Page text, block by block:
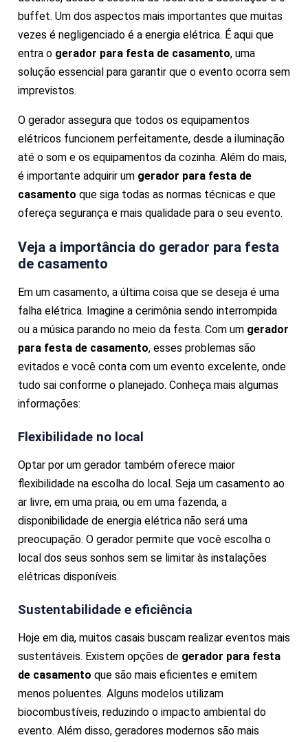
buffet. Um dos aspectos mais importantes que muitas
vezes é negligenciado é a energia elétrica. É aqui que
entra o gerador para festa de casamento, uma
solução essencial para garantir que o evento ocorra sem
imprevistos.
O gerador assegura que todos os equipamentos
elétricos funcionem perfeitamente, desde a iluminação
até o som e os equipamentos da cozinha. Além do mais,
é importante adquirir um gerador para festa de
casamento que siga todas as normas técnicas e que
ofereça segurança e mais qualidade para o seu evento.
Veja a importância do gerador para festa
de casamento
Em um casamento, a última coisa que se deseja é uma
falha elétrica. Imagine a cerimônia sendo interrompida
ou a música parando no meio da festa. Com um gerador
para festa de casamento, esses problemas são
evitados e você conta com um evento excelente, onde
tudo sai conforme o planejado. Conheça mais algumas
informações:
Flexibilidade no local
Optar por um gerador também oferece maior
flexibilidade na escolha do local. Seja um casamento ao
ar livre, em uma praia, ou em uma fazenda, a
disponibilidade de energia elétrica não será uma
preocupação. O gerador permite que você escolha o
local dos seus sonhos sem se limitar às instalações
elétricas disponíveis.
Sustentabilidade e eficiência
Hoje em dia, muitos casais buscam realizar eventos mais
sustentáveis. Existem opções de gerador para festa
de casamento que são mais eficientes e emitem
menos poluentes. Alguns modelos utilizam
biocombustíveis, reduzindo o impacto ambiental do
evento. Além disso, geradores modernos são mais